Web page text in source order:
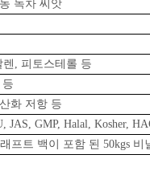
녹차 씨앗
, 피토스테롤 등
화 저항 등
JAS, GMP, Halal, Kosher,
프트 백이 포함 된 50kgs